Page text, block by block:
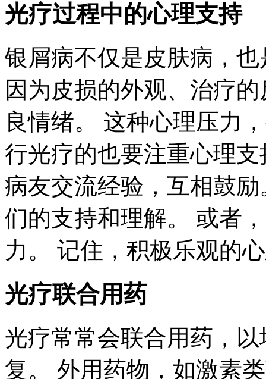
光疗过程中的心理支持
银屑病不仅是皮肤病，
因为皮损的外观、治疗
良情绪。 这种心理压力
行光疗的也要注重心理
病友交流经验，互相鼓
们的支持和理解。 或者
力。 记住，积极乐观的
光疗联合用药
光疗常常会联合用药，
复。 外用药物，如激素